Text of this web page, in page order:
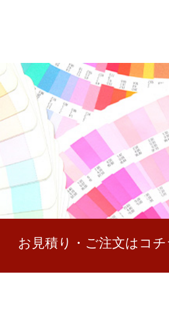
お見積り・ご注文はコ